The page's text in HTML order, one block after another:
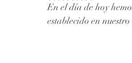
En el día de hoy
establecido en nuestro